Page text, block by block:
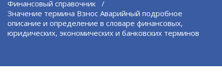
Финансовый справочник /
Значение термина Взнос Аварийный подробное
описание и определение в словаре финансовых,
юридических, экономических и банковских терминов